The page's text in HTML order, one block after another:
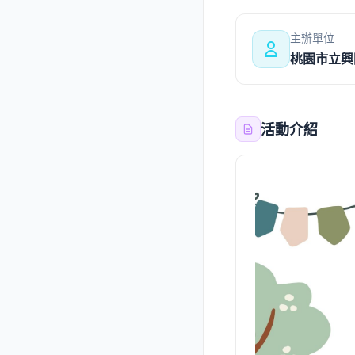
主辦單位
桃園市立
活動介紹